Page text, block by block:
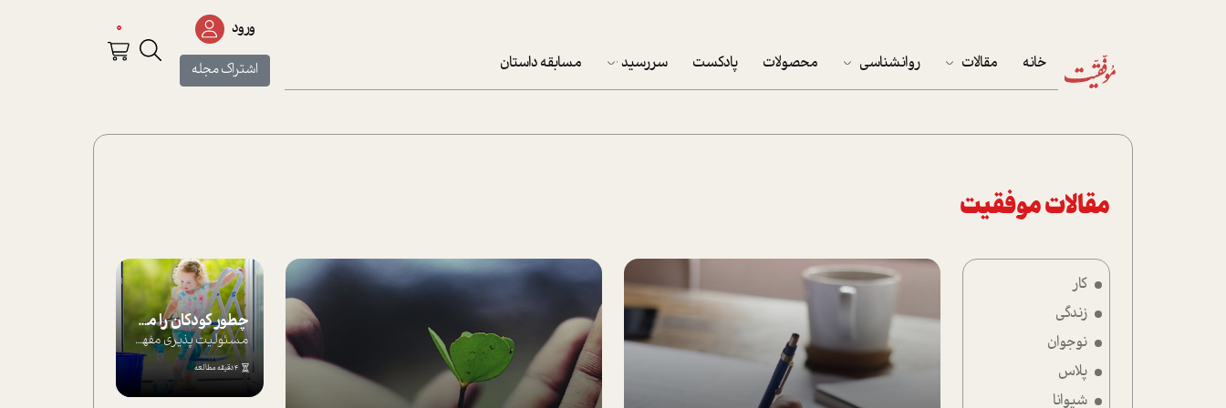
خانه مقالات
پرونده ویژه
روانشناسی محصولات پادکست سررسید
تقویم دیواری
مسابقه داستان
ورود
اشتراک مجله
0
مقالات موفقیت
کار
زندگی
نوجوان
پلاس
شیوانا
چطور کودکان را مسئولیت‌پذیر بار بیاورید؟
مسئولیت پذیری مفهومی ا ست که هر چه کودکت...
4 دقیقه مطالعه